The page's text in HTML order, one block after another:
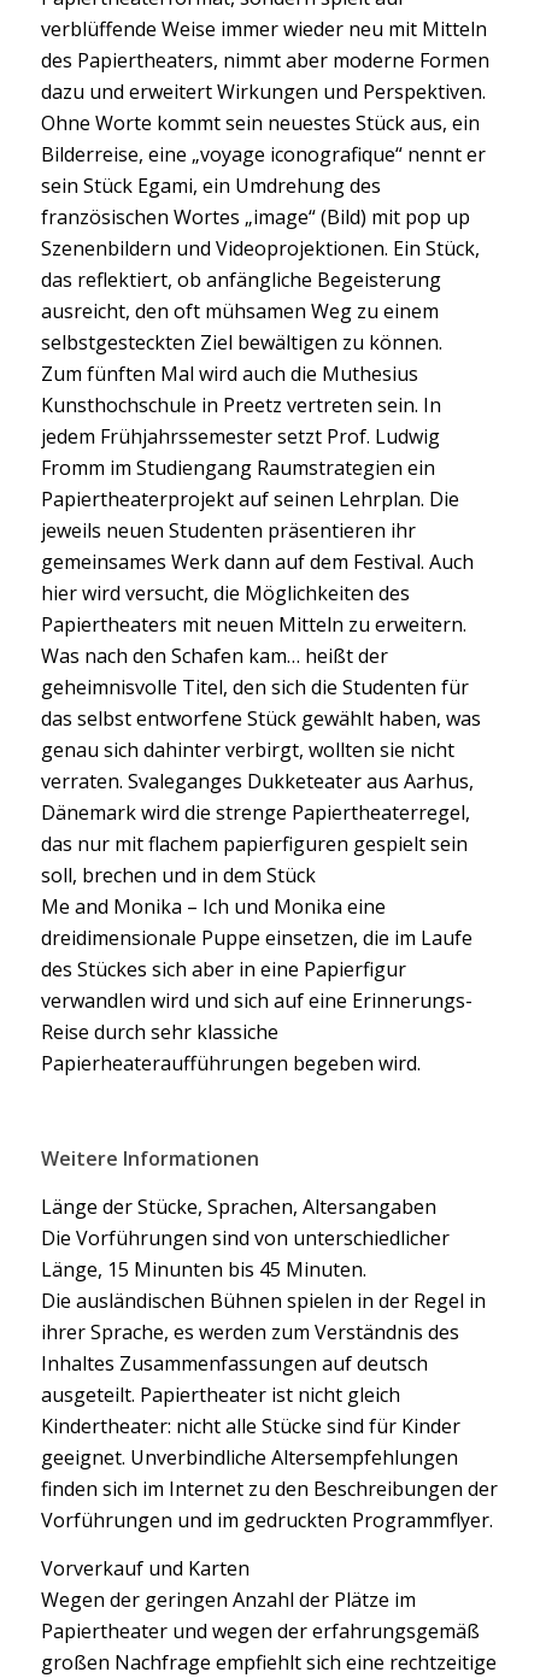
verblüffende Weise immer wieder neu mit Mitteln
des Papiertheaters, nimmt aber moderne Formen
dazu und erweitert Wirkungen und Perspektiven.
Ohne Worte kommt sein neuestes Stück aus, ein
Bilderreise, eine „voyage iconografique“ nennt er
sein Stück Egami, ein Umdrehung des
französischen Wortes „image“ (Bild) mit pop up
Szenenbildern und Videoprojektionen. Ein Stück,
das reflektiert, ob anfängliche Begeisterung
ausreicht, den oft mühsamen Weg zu einem
selbstgesteckten Ziel bewältigen zu können.
Zum fünften Mal wird auch die Muthesius
Kunsthochschule in Preetz vertreten sein. In
jedem Frühjahrssemester setzt Prof. Ludwig
Fromm im Studiengang Raumstrategien ein
Papiertheaterprojekt auf seinen Lehrplan. Die
jeweils neuen Studenten präsentieren ihr
gemeinsames Werk dann auf dem Festival. Auch
hier wird versucht, die Möglichkeiten des
Papiertheaters mit neuen Mitteln zu erweitern.
Was nach den Schafen kam… heißt der
geheimnisvolle Titel, den sich die Studenten für
das selbst entworfene Stück gewählt haben, was
genau sich dahinter verbirgt, wollten sie nicht
verraten. Svaleganges Dukketeater aus Aarhus,
Dänemark wird die strenge Papiertheaterregel,
das nur mit flachem papierfiguren gespielt sein
soll, brechen und in dem Stück
Me and Monika – Ich und Monika eine
dreidimensionale Puppe einsetzen, die im Laufe
des Stückes sich aber in eine Papierfigur
verwandlen wird und sich auf eine Erinnerungs-
Reise durch sehr klassiche
Papierheateraufführungen begeben wird.
Weitere Informationen
Länge der Stücke, Sprachen, Altersangaben
Die Vorführungen sind von unterschiedlicher
Länge, 15 Minunten bis 45 Minuten.
Die ausländischen Bühnen spielen in der Regel in
ihrer Sprache, es werden zum Verständnis des
Inhaltes Zusammenfassungen auf deutsch
ausgeteilt. Papiertheater ist nicht gleich
Kindertheater: nicht alle Stücke sind für Kinder
geeignet. Unverbindliche Altersempfehlungen
finden sich im Internet zu den Beschreibungen der
Vorführungen und im gedruckten Programmflyer.
Vorverkauf und Karten
Wegen der geringen Anzahl der Plätze im
Papiertheater und wegen der erfahrungsgemäß
großen Nachfrage empfiehlt sich eine rechtzeitige